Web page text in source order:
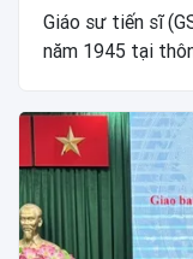
Giáo sư tiến sĩ
năm 1945 tại